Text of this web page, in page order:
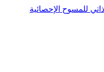
للمسوح الإحصائية